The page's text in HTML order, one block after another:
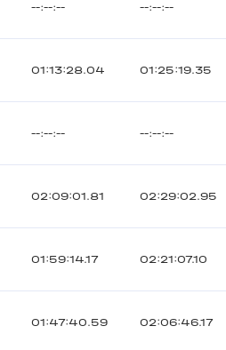
--:--:-- --:--:--
01:13:28.04 01:25:19.35
--:--:-- --:--:--
02:09:01.81 02:29:02.95
01:59:14.17 02:21:07.10
01:47:40.59 02:06:46.17